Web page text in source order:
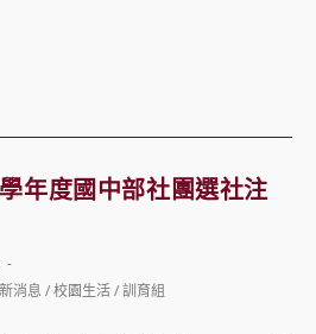
年度國中部社團選社注
消息 /校園生活/訓育組